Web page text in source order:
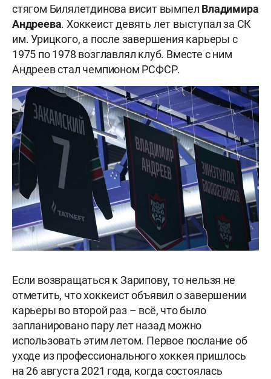
стягом Билялетдинова висит вымпел Владимира
Андреева. Хоккеист девять лет выступал за СК
им. Урицкого, а после завершения карьеры с
1975 по 1978 возглавлял клуб. Вместе с ним
Андреев стал чемпионом РСФСР.
Если возвращаться к Зарипову, то нельзя не
отметить, что хоккеист объявил о завершении
карьеры во второй раз – всё, что было
запланировано пару лет назад можно
использовать этим летом. Первое послание об
уходе из профессионального хоккея пришлось
на 26 августа 2021 года, когда состоялась